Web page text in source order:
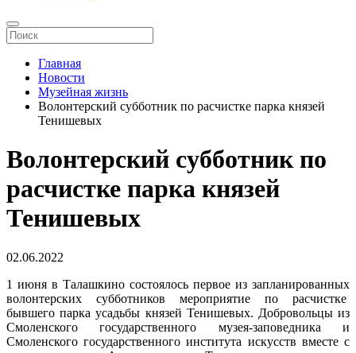
Главная
Новости
Музейная жизнь
Волонтерский субботник по расчистке парка князей
Тенишевых
Волонтерский субботник по
расчистке парка князей
Тенишевых
02.06.2022
1 июня в Талашкино состоялось первое из запланированных
волонтерских субботников мероприятие по расчистке
бывшего парка усадьбы князей Тенишевых. Добровольцы из
Смоленского государственного музея-заповедника и
Смоленского государственного института искусств вместе с